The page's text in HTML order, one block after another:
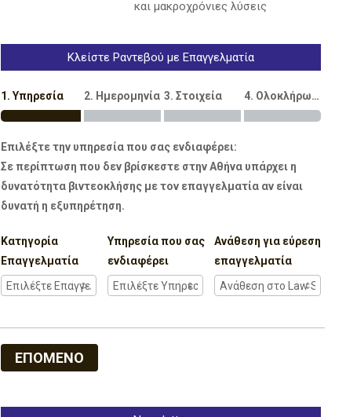
και μακροχρόνιες λύσεις
Κλείστε Ραντεβού με Επαγγελματία
1. Υπηρεσία 2. Ημερομηνία 3. Στοιχεία 4. Ολοκλήρωση
Επιλέξτε την υπηρεσία που σας ενδιαφέρει:
Σε περίπτωση που δεν βρίσκεστε στην Αθήνα υπάρχει η
δυνατότητα βιντεοκλήσης με τον επαγγελματία αν είναι
δυνατή η εξυπηρέτηση.
Κατηγορία
Επαγγελματία
Υπηρεσία που σας
ενδιαφέρει
Ανάθεση για εύρεση
επαγγελματία
ΕΠΟΜΕΝΟ